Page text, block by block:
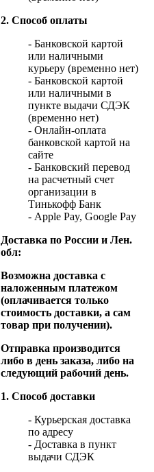
2. Способ оплаты
- Банковской картой
или наличными
курьеру (временно нет)
- Банковской картой
или наличными в
пункте выдачи СДЭК
(временно нет)
- Онлайн-оплата
банковской картой на
сайте
- Банковский перевод
на расчетный счет
организации в
Тинькофф Банк
- Apple Pay, Google Pay
Доставка по России и Лен.
обл:
Возможна доставка с
наложенным платежом
(оплачивается только
стоимость доставки, а сам
товар при получении).
Отправка производится
либо в день заказа, либо на
следующий рабочий день.
1. Способ доставки
- Курьерская доставка
по адресу
- Доставка в пункт
выдачи СДЭК